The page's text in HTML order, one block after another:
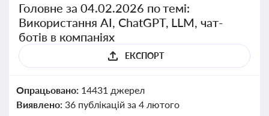
Головне за 04.02.2026 по темі:
Використання AI, ChatGPT, LLM, чат-
ботів в компаніях
ЕКСПОРТ
Опрацьовано: 14431 джерел
Виявлено: 36 публікацій за 4 лютого